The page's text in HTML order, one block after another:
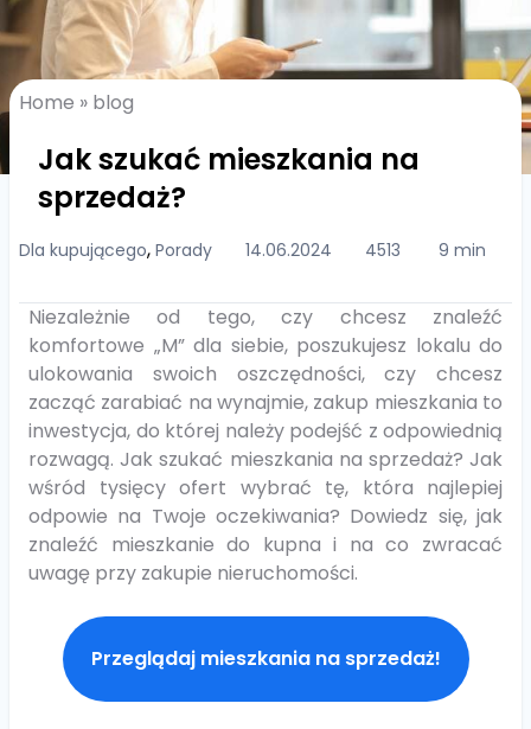
Home » blog
Jak szukać mieszkania na
sprzedaż?
Dla kupującego, Porady 14.06.2024 4513 9 min
Niezależnie od tego, czy chcesz znaleźć
komfortowe „M” dla siebie, poszukujesz lokalu do
ulokowania swoich oszczędności, czy chcesz
zacząć zarabiać na wynajmie, zakup mieszkania to
inwestycja, do której należy podejść z odpowiednią
rozwagą. Jak szukać mieszkania na sprzedaż? Jak
wśród tysięcy ofert wybrać tę, która najlepiej
odpowie na Twoje oczekiwania? Dowiedz się, jak
znaleźć mieszkanie do kupna i na co zwracać
uwagę przy zakupie nieruchomości.
Przeglądaj mieszkania na sprzedaż!